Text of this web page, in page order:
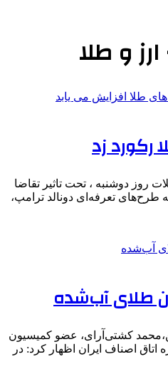
و طلا
زد
روز دوشنبه ، تحت تاثیر تقاضا
طرح‌های تعرفه‌ای دونالد ترامپ،
طلای آب‌شده
کشتی‌آرای، عضو کمیسیون
اصناف ایران اظهار کرد: در